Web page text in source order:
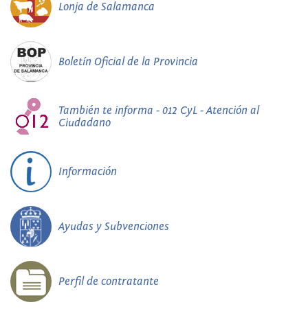
Lonja de Salamanca
Boletín Oficial de la Provincia
También te informa - 012 CyL - Atención al
Ciudadano
Información
Ayudas y Subvenciones
Perfil de contratante